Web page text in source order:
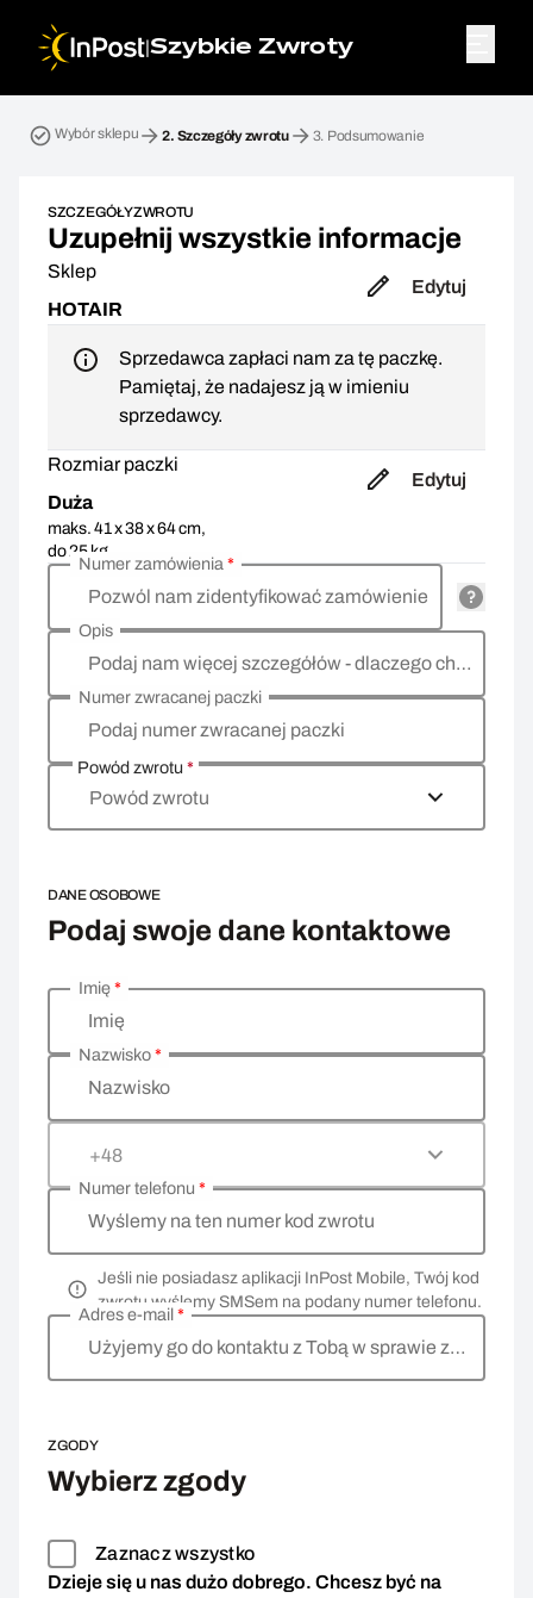
|Szybkie Zwroty
Wybór sklepu 2. Szczegóły zwrotu 3. Podsumowanie
SZCZEGÓŁY ZWROTU
Uzupełnij wszystkie informacje
Sklep
HOTAIR
Edytuj
Sprzedawca zapłaci nam za tę paczkę.
Pamiętaj, że nadajesz ją w imieniu
sprzedawcy.
Rozmiar paczki
Duża
maks. 41 x 38 x 64 cm,
do 25 kg
Edytuj
Pozwól nam zidentyfikować zamówienie
Numer zamówienia*
Podaj nam więcej szczegółów - dlaczego chcesz zwrócić towar, co jest powodem?
Opis
Podaj numer zwracanej paczki
Numer zwracanej paczki
Powód zwrotu*
Powód zwrotu
DANE OSOBOWE
Podaj swoje dane kontaktowe
Wprowadź swoje dane osobowe
Imię
Imię*
Nazwisko
Nazwisko*
+48
Wyślemy na ten numer kod zwrotu
Numer telefonu *
Jeśli nie posiadasz aplikacji InPost Mobile, Twój kod
zwrotu wyślemy SMSem na podany numer telefonu.
Użyjemy go do kontaktu z Tobą w sprawie zwrotu
Adres e-mail *
ZGODY
Wybierz zgody
Zaznacz wszystko
Dzieje się u nas dużo dobrego. Chcesz być na